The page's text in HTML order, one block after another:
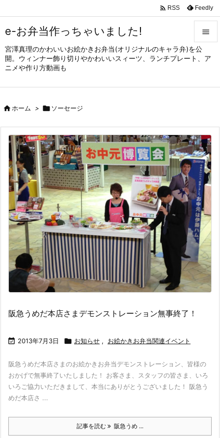
e-お弁当作っちゃいました!
宮澤真理のかわいいお絵かきお弁当(オリジナルのキャラ弁)を公
開。ウィンナー飾り切りやかわいいスィーツ、ランチプレート、ア
ニメや作り方動画も


メニュ
サイド

次へ

検索
 RSS Feedly
ホーム >  ソーセージ
阪急うめだ本店さまデモンストレーション無事終了！
 2013年7月3日  お知らせ , お絵かきお弁当関連イベント
阪急うめだ本店さまのお絵かきお弁当デモンストレーション、皆様の
おかげで無事終了いたしました！ お客さま、スタッフの皆さま、いろ
いろご協力いただきまして、本当にありがとうございました！ 阪急う
めだ本店さ ...
記事を読む 阪急うめ ...